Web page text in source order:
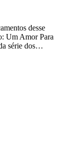
desse
Um Amor Para
série dos…